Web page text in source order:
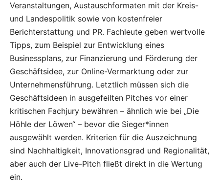
Veranstaltungen, Austauschformaten mit der Kreis-
und Landespolitik sowie von kostenfreier
Berichterstattung und PR. Fachleute geben wertvolle
Tipps, zum Beispiel zur Entwicklung eines
Businessplans, zur Finanzierung und Förderung der
Geschäftsidee, zur Online-Vermarktung oder zur
Unternehmensführung. Letztlich müssen sich die
Geschäftsideen in ausgefeilten Pitches vor einer
kritischen Fachjury bewähren – ähnlich wie bei „Die
Höhle der Löwen“ – bevor die Sieger*innen
ausgewählt werden. Kriterien für die Auszeichnung
sind Nachhaltigkeit, Innovationsgrad und Regionalität,
aber auch der Live-Pitch fließt direkt in die Wertung
ein.